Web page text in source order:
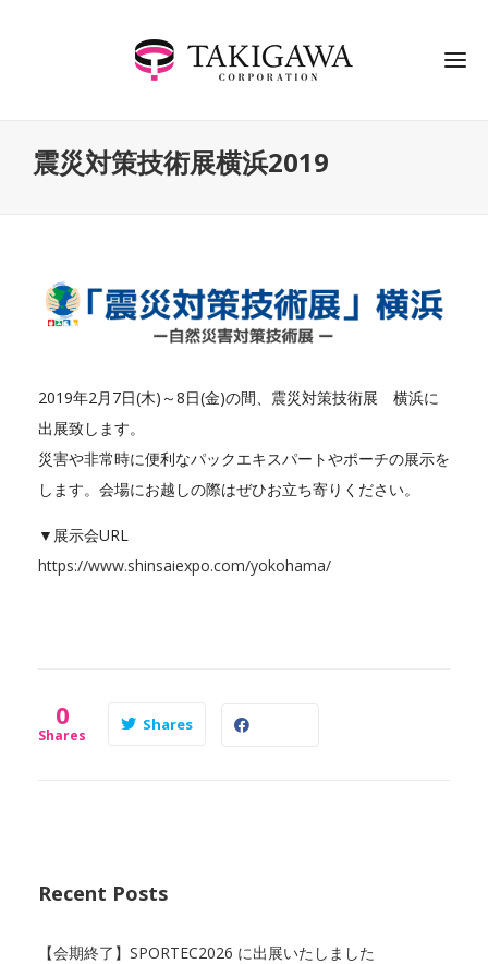
震災対策技術展横浜2019
2019年2月7日(木)～8日(金)の間、震災対策技術展 横浜に
出展致します。
災害や非常時に便利なパックエキスパートやポーチの展示を
します。会場にお越しの際はぜひお立ち寄りください。
▼展示会URL
https://www.shinsaiexpo.com/yokohama/
0
Shares
Shares
Recent Posts
【会期終了】SPORTEC2026 に出展いたしました